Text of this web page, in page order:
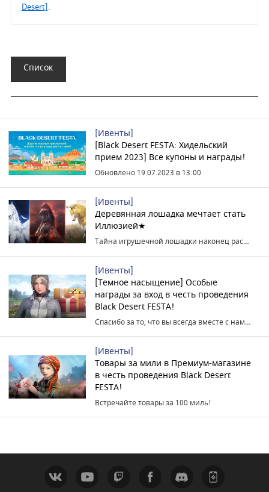
Desert].
Список
[Ивенты]
[Black Desert FESTA: Хидельский
прием 2023] Все купоны и награды!
Обновлено 19.07.2023 в 13:00
[Ивенты]
Деревянная лошадка мечтает стать
Иллюзией★
Тайна игрушечной лошадки наконец раскрыта! (Обновлено 21.07.2023 в 12:30)
[Ивенты]
[Темное насыщение] Особые
награды за вход в честь проведения
Black Desert FESTA!
Спасибо за то, что вы всегда вместе с нами ♥
[Ивенты]
Товары за мили в Премиум-магазине
в честь проведения Black Desert
FESTA!
Встречайте товары за 100 миль!